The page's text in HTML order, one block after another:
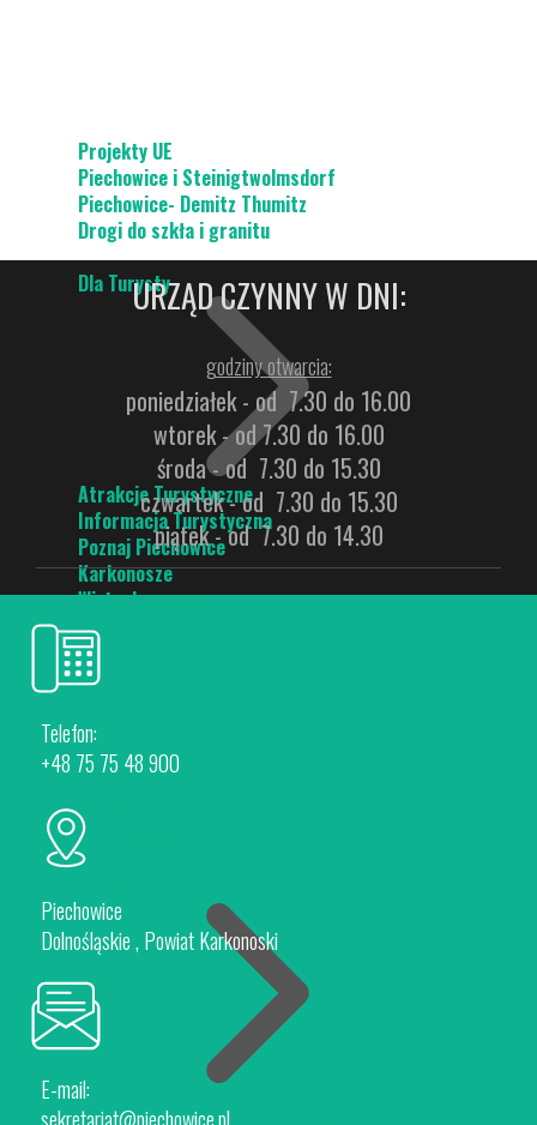
Projekty UE
Piechowice i Steinigtwolmsdorf
Piechowice- Demitz Thumitz
Drogi do szkła i granitu
Dla Turysty
Atrakcje Turystyczne
Informacja Turystyczna
Poznaj Piechowice
Karkonosze
Wirtualny spacer
Piechowice
Rokytnice nad Jizerou
Oferta Inwestycyjna
URZĄD CZYNNY W DNI:
godziny otwarcia:
poniedziałek - od 7.30 do 16.00
wtorek - od 7.30 do 16.00
środa - od 7.30 do 15.30
czwartek - od 7.30 do 15.30
piątek - od 7.30 do 14.30
Telefon:
+48 75 75 48 900
Piechowice
Dolnośląskie , Powiat Karkonoski
E-mail: